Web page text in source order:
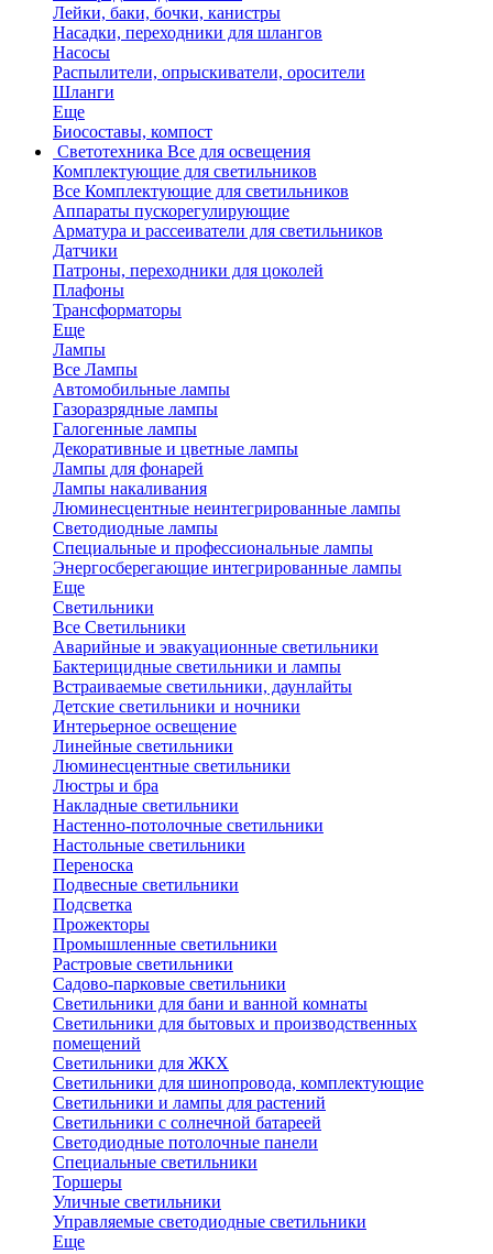
Лейки, баки, бочки, канистры
Насадки, переходники для шлангов
Насосы
Распылители, опрыскиватели, оросители
Шланги
Еще
Биосоставы, компост
Светотехника Все для освещения
Комплектующие для светильников
Все Комплектующие для светильников
Аппараты пускорегулирующие
Арматура и рассеиватели для светильников
Датчики
Патроны, переходники для цоколей
Плафоны
Трансформаторы
Еще
Лампы
Все Лампы
Автомобильные лампы
Газоразрядные лампы
Галогенные лампы
Декоративные и цветные лампы
Лампы для фонарей
Лампы накаливания
Люминесцентные неинтегрированные лампы
Светодиодные лампы
Специальные и профессиональные лампы
Энергосберегающие интегрированные лампы
Еще
Светильники
Все Светильники
Аварийные и эвакуационные светильники
Бактерицидные светильники и лампы
Встраиваемые светильники, даунлайты
Детские светильники и ночники
Интерьерное освещение
Линейные светильники
Люминесцентные светильники
Люстры и бра
Накладные светильники
Настенно-потолочные светильники
Настольные светильники
Переноска
Подвесные светильники
Подсветка
Прожекторы
Промышленные светильники
Растровые светильники
Садово-парковые светильники
Светильники для бани и ванной комнаты
Светильники для бытовых и производственных
помещений
Светильники для ЖКХ
Светильники для шинопровода, комплектующие
Светильники и лампы для растений
Светильники с солнечной батареей
Светодиодные потолочные панели
Специальные светильники
Торшеры
Уличные светильники
Управляемые светодиодные светильники
Еще